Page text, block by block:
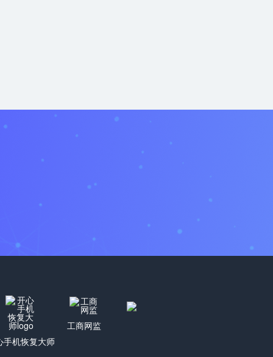
手机恢复大师
工商网监